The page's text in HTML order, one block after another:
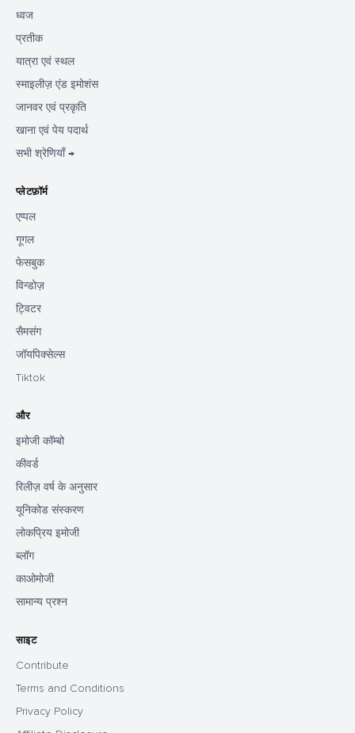
ध्वज
प्रतीक
यात्रा एवं स्थल
स्माइलीज़ एंड इमोशंस
जानवर एवं प्रकृति
खाना एवं पेय पदार्थ
सभी श्रेणियाँ →
प्लेटफ़ॉर्म
एप्पल
गूगल
फेसबुक
विन्डोज़
ट्विटर
सैमसंग
जॉयपिक्सेल्स
Tiktok
और
इमोजी कॉम्बो
कीवर्ड
रिलीज़ वर्ष के अनुसार
यूनिकोड संस्करण
लोकप्रिय इमोजी
ब्लॉग
काओमोजी
सामान्य प्रश्न
साइट
Contribute
Terms and Conditions
Privacy Policy